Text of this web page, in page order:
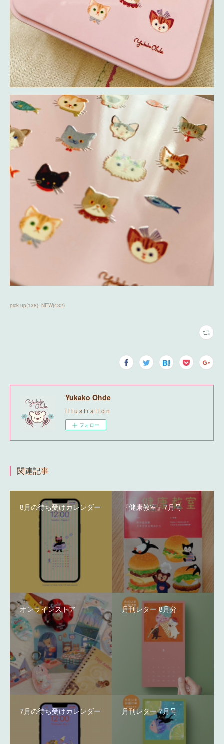
pick up(138) NEW(432)
Yukako Ohde
i l l u s t r a t i o n
フォロー
関連記事
8月の待ち受けカレンダー 『健康教室』7月号
オンラインストア 月刊レター 8月分
7月の待ち受けカレンダー 月刊レター 7月号